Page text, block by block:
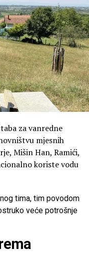
za vanredne
mjesnih
Mišin Han, Ramići,
koriste vodu
tima, tim povodom
veće potrošnje